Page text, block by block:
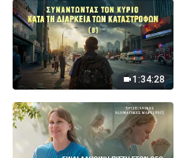
1:34:28